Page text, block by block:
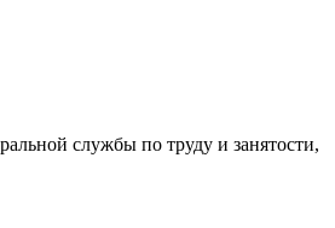
службы по труду и занятости,